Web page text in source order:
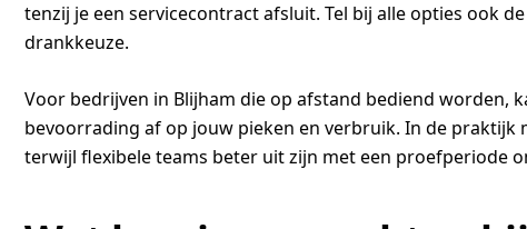
tenzij je een servicecontract afsluit. Tel bij alle opties ook
drankkeuze.
Voor bedrijven in Blijham die op afstand bediend worden,
bevoorrading af op jouw pieken en verbruik. In de praktijk
terwijl flexibele teams beter uit zijn met een proefperiode